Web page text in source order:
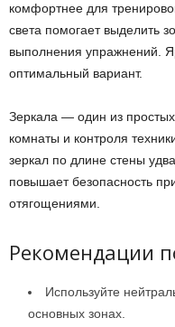
комфортнее для
света помогает выделить
выполнения упражнений.
оптимальный вариант.
Зеркала — один из
комнаты и контроля
зеркал по длине стены
повышает безопасность
отягощениями.
Рекомендации
Используйте
основных зонах.